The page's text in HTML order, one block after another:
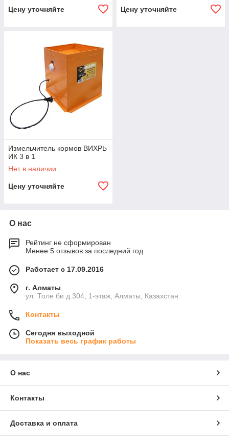
Цену уточняйте Цену уточняйте
Измельчитель кормов ВИХРЬ
ИК 3 в 1
Нет в наличии
Цену уточняйте
О нас
Рейтинг не сформирован
Менее 5 отзывов за последний год
Работает с 17.09.2016
г. Алматы
ул. Толе би д.304, 1-этаж, Алматы, Казахстан
Контакты
Сегодня выходной
Показать весь график работы
О нас
Контакты
Доставка и оплата